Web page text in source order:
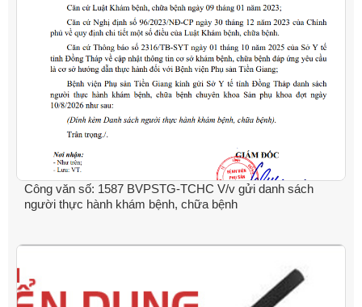
Công văn số: 1587 BVPSTG-TCHC V/v gửi danh sách
người thực hành khám bệnh, chữa bệnh